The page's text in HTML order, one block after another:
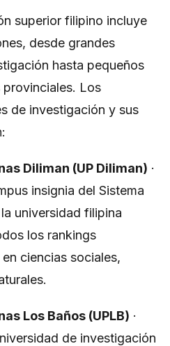
superior filipino incluye
desde grandes
hasta pequeños
Los
de investigación y sus
Diliman (UP Diliman) ·
insignia del Sistema
universidad filipina
los rankings
ciencias sociales,
Los Baños (UPLB) ·
de investigación